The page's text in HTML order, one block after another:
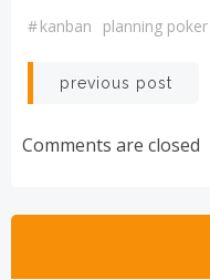
#kanban planning poker
Post
navigation
previous post
Comments are closed
Pesquisar